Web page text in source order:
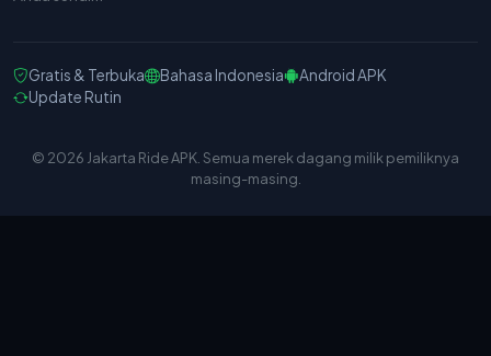
Gratis & Terbuka Bahasa Indonesia
Android APK
Update Rutin
© 2026 Jakarta Ride APK. Semua merek dagang milik pemiliknya
masing-masing.